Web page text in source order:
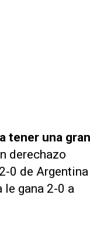
tener una gran
derechazo
0 de Argentina
gana 2-0 a